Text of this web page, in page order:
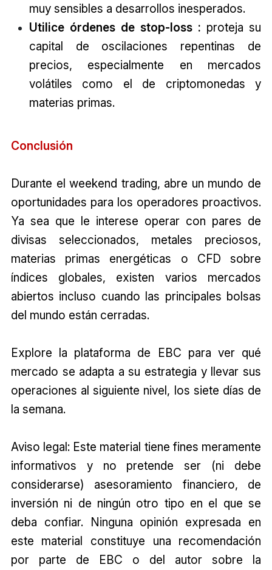
muy sensibles a desarrollos inesperados.
Utilice órdenes de stop-loss : proteja su
capital de oscilaciones repentinas de
precios, especialmente en mercados
volátiles como el de criptomonedas y
materias primas.
Conclusión
Durante el weekend trading, abre un mundo de
oportunidades para los operadores proactivos.
Ya sea que le interese operar con pares de
divisas seleccionados, metales preciosos,
materias primas energéticas o CFD sobre
índices globales, existen varios mercados
abiertos incluso cuando las principales bolsas
del mundo están cerradas.
Explore la plataforma de EBC para ver qué
mercado se adapta a su estrategia y llevar sus
operaciones al siguiente nivel, los siete días de
la semana.
Aviso legal: Este material tiene fines meramente
informativos y no pretende ser (ni debe
considerarse) asesoramiento financiero, de
inversión ni de ningún otro tipo en el que se
deba confiar. Ninguna opinión expresada en
este material constituye una recomendación
por parte de EBC o del autor sobre la